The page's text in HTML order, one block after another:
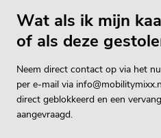
Wat als ik mijn
of als deze
Neem direct contact op via het
per e-mail via
direct geblokkeerd en een
aangevraagd.